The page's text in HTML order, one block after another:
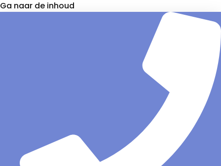
Ga naar de inhoud